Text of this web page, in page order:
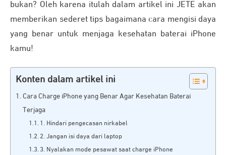
bukan? Oleh karena itulah dalam artikel ini JETE akan
memberikan sederet tips bagaimana cara mengisi daya
yang benar untuk menjaga kesehatan baterai iPhone
kamu!
Konten dalam artikel ini
Cara Charge iPhone yang Benar Agar Kesehatan Baterai
Terjaga
1. Hindari pengecasan nirkabel
2. Jangan isi daya dari laptop
3. Nyalakan mode pesawat saat charge iPhone